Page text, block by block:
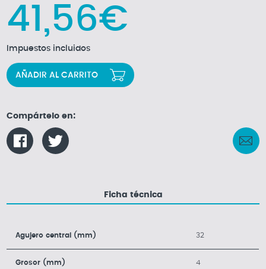
41,56€
Impuestos incluidos
AÑADIR AL CARRITO
Compártelo en:
Ficha técnica
Agujero central (mm) 32
Grosor (mm) 4